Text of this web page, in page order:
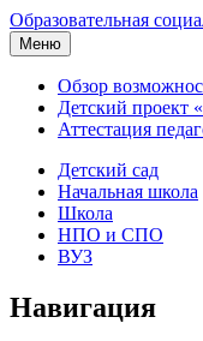
Образовательная
Меню
Обзор
Детский проект
Аттестация
Детский сад
Начальная школа
Школа
НПО и СПО
ВУЗ
Навигация